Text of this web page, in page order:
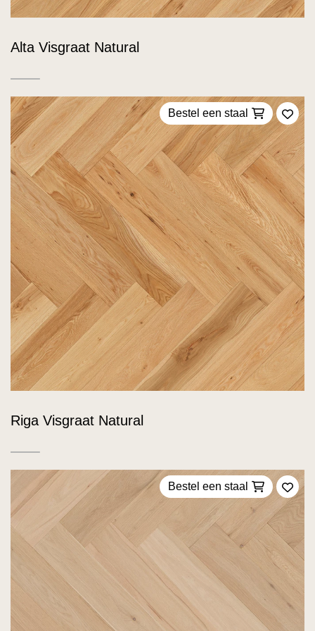
Alta Visgraat Natural
Bestel een staal
Riga Visgraat Natural
Bestel een staal